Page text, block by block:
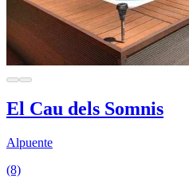
El Cau dels Somnis
Alpuente
(8)